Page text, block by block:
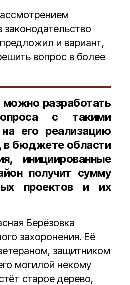
и вариант,
вопрос в более
разработать
с такими
его реализацию
в бюджете области
инициированные
получит сумму
проектов и их
Берёзовка
захоронения. Её
защитником
могилой некому
старое дерево,